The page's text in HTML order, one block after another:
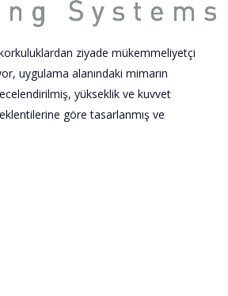
ziyade mükemmeliyetçi
uygulama alanındaki mimarın
yükseklik ve kuvvet
göre tasarlanmış ve